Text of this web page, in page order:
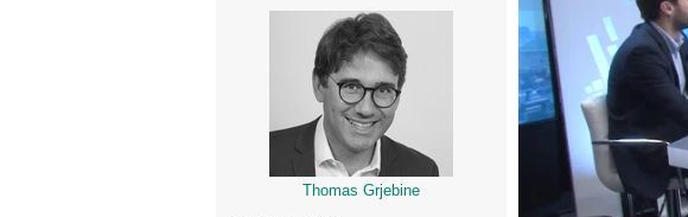
Thomas Grjebine